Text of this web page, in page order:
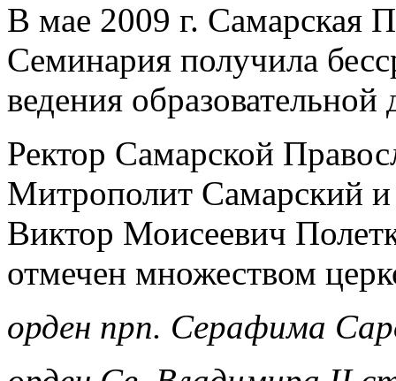
В мае 2009 г. Самарская
Семинария получила
ведения образовательной
Ректор Самарской
Митрополит Самарский
Виктор Моисеевич
отмечен множеством
орден прп. Серафима